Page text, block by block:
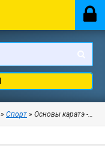
» Спорт » Основы каратэ - до